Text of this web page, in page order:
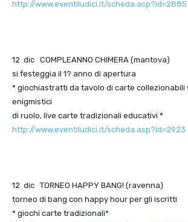
http://www.eventiludici.it/scheda.asp?id=2885
12 dic COMPLEANNO CHIMERA (mantova)
si festeggia il 1? anno di apertura
* giochiastratti da tavolo di carte collezionabili
enigmistici
di ruolo, live carte tradizionali educativi *
http://www.eventiludici.it/scheda.asp?id=2923
12 dic TORNEO HAPPY BANG! (ravenna)
torneo di bang con happy hour per gli iscritti
* giochi carte tradizionali*